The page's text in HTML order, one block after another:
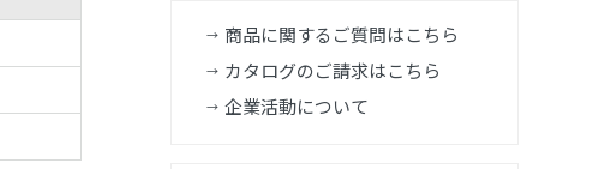
商品に関するご質問はこちら
カタログのご請求はこちら
企業活動について